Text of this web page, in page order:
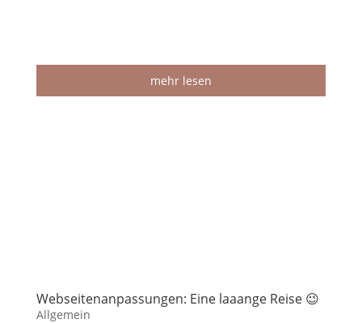
mehr lesen
Webseitenanpassungen: Eine laaange Reise 😉
Allgemein